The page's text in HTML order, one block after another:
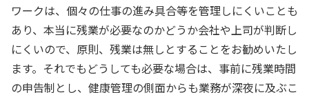
ワークは、個々の仕事の進み具合等を管理しにくいことも
あり、本当に残業が必要なのかどうか会社や上司が判断し
にくいので、原則、残業は無しとすることをお勧めいたし
ます。それでもどうしても必要な場合は、事前に残業時間
の申告制とし、健康管理の側面からも業務が深夜に及ぶこ